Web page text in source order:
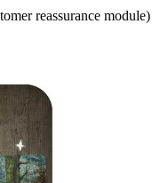
reassurance module)